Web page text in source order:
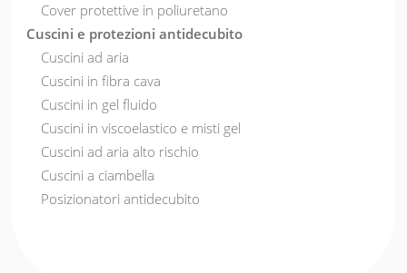
Cover protettive in poliuretano
Cuscini e protezioni antidecubito
Cuscini ad aria
Cuscini in fibra cava
Cuscini in gel fluido
Cuscini in viscoelastico e misti gel
Cuscini ad aria alto rischio
Cuscini a ciambella
Posizionatori antidecubito